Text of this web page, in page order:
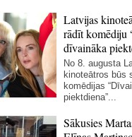
Latvijas
rādīt komēdiju
dīvaināka
No 8. augusta
kinoteātros būs
komēdijas
piektdiena”...
Sākusies